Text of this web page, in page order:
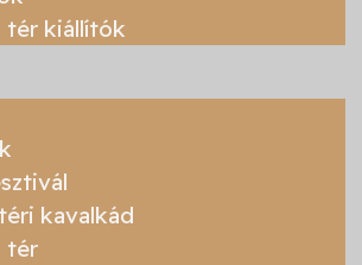
tér kiállítók
kavalkád
tér